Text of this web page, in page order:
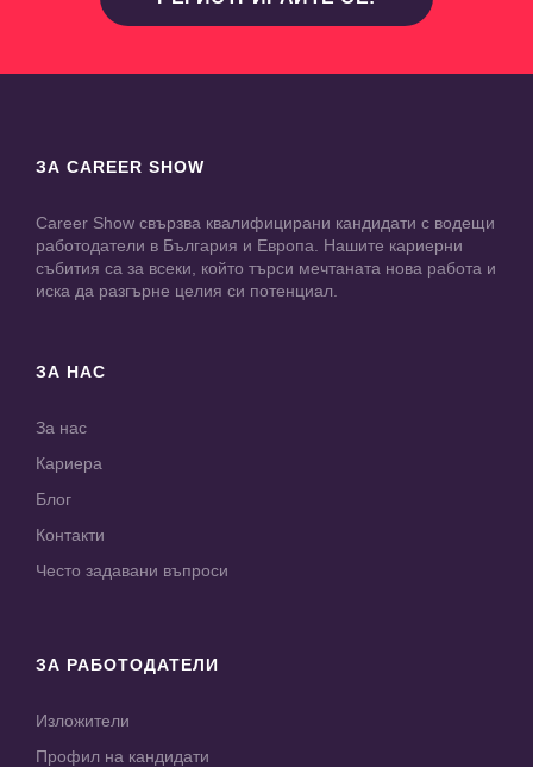
ЗА CAREER SHOW
Career Show свързва квалифицирани кандидати с водещи
работодатели в България и Европа. Нашите кариерни
събития са за всеки, който търси мечтаната нова работа и
иска да разгърне целия си потенциал.
ЗА НАС
За нас
Кариера
Блог
Контакти
Често задавани въпроси
ЗА РАБОТОДАТЕЛИ
Изложители
Профил на кандидати